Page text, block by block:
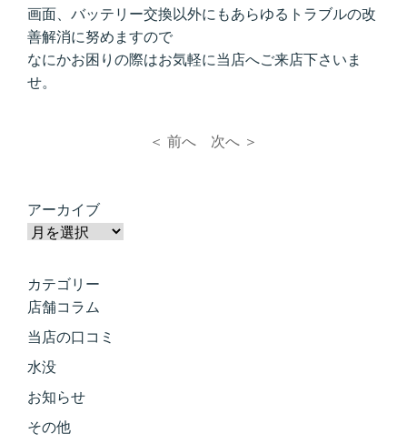
画面、バッテリー交換以外にもあらゆるトラブルの改
善解消に努めますので
なにかお困りの際はお気軽に当店へご来店下さいま
せ。
＜ 前へ 次へ ＞
アーカイブ
カテゴリー
店舗コラム
当店の口コミ
水没
お知らせ
その他